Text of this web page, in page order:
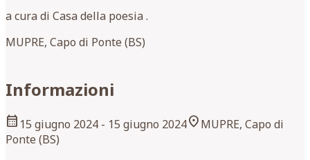
a cura di Casa della poesia .
MUPRE, Capo di Ponte (BS)
Informazioni
calendar_month 15 giugno 2024 - 15 giugno 2024location_onMUPRE, Capo di
Ponte (BS)